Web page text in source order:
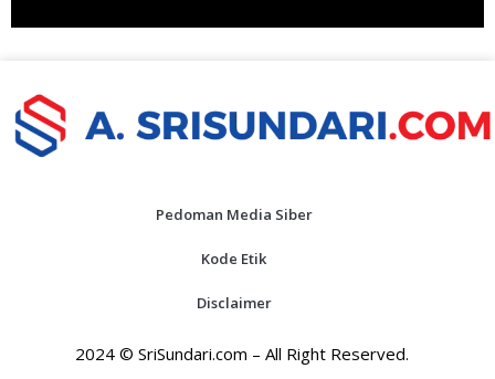
Pedoman Media Siber
Kode Etik
Disclaimer
2024 © SriSundari.com – All Right Reserved.